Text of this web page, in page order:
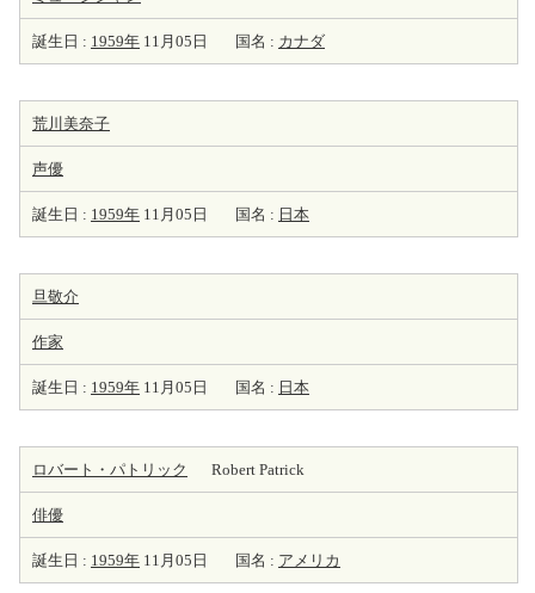
誕生日 : 1959年 11月05日 国名 : カナダ
荒川美奈子
声優
誕生日 : 1959年 11月05日 国名 : 日本
旦敬介
作家
誕生日 : 1959年 11月05日 国名 : 日本
ロバート・パトリック Robert Patrick
俳優
誕生日 : 1959年 11月05日 国名 : アメリカ